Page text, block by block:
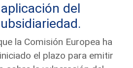
del
la Comisión Europea ha
el plazo para emitir